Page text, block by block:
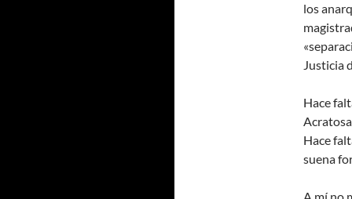
los
Justicia
Hace
Hace
suena